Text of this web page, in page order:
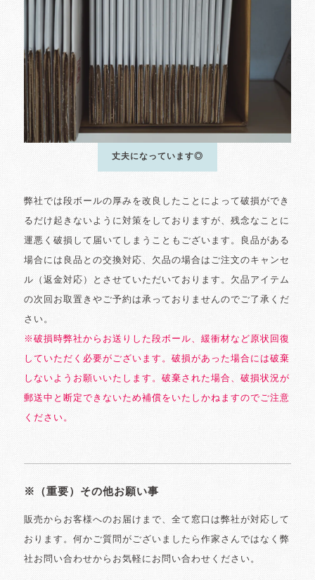
丈夫になっています◎
弊社では段ボールの厚みを改良したことによって破損ができ
るだけ起きないように対策をしておりますが、残念なことに
運悪く破損して届いてしまうこともございます。良品がある
場合には良品との交換対応、欠品の場合はご注文のキャンセ
ル（返金対応）とさせていただいております。欠品アイテム
の次回お取置きやご予約は承っておりませんのでご了承くだ
さい。
※破損時弊社からお送りした段ボール、緩衝材など原状回復
していただく必要がございます。破損があった場合には破棄
しないようお願いいたします。破棄された場合、破損状況が
郵送中と断定できないため補償をいたしかねますのでご注意
ください。
※（重要）その他お願い事
販売からお客様へのお届けまで、全て窓口は弊社が対応して
おります。何かご質問がございましたら作家さんではなく弊
社お問い合わせからお気軽にお問い合わせください。